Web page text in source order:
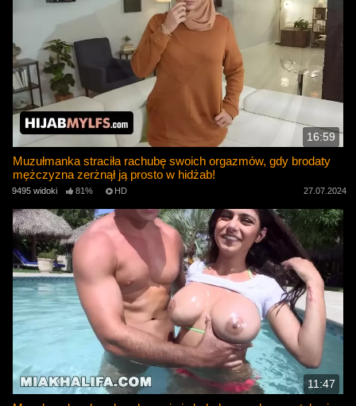
16:59
Muzułmanka straciła rachubę swoich orgazmów, gdy brodaty
mężczyzna zerżnął ją prosto w hidżab!
9495 widoki 81% HD 27.07.2024
11:47